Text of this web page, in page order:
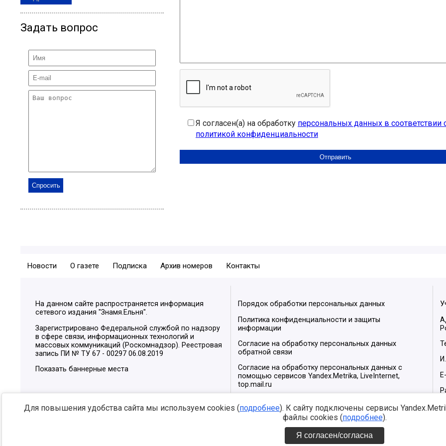
Задать вопрос
Я согласен(а) на обработку персональных данных в соответствии
политикой конфиденциальности
Новости О газете Подписка Архив номеров Контакты
На данном сайте распространяется информация
сетевого издания "Знамя.Ельня".
Зарегистрировано Федеральной службой по надзору
в сфере связи, информационных технологий и
массовых коммуникаций (Роскомнадзор). Реестровая
запись ПИ № ТУ 67 - 00297 06.08.2019
Показать баннерные места
Порядок обработки персональных данных
Политика конфиденциальности и защиты
информации
Согласие на обработку персональных данных
обратной связи
Согласие на обработку персональных данных с
помощью сервисов Yandex.Metrika, LiveInternet,
top.mail.ru
Для повышения удобства сайта мы используем cookies (подробнее). К сайту подключены сервисы
файлы cookies (подробнее).
Я согласен/согласна